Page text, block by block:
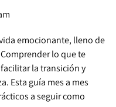
emocionante, lleno de
lo que te
la transición y
Esta guía mes a mes
a seguir como